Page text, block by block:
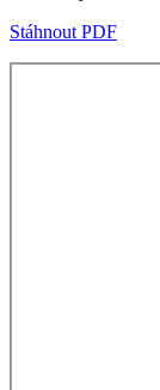
Stáhnout PDF